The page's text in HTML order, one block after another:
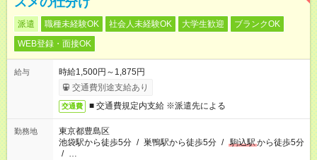
派遣 職種未経験OK 社会人未経験OK 大学生歓迎
ブランクOK
WEB登録・面接OK
給与
時給1,500円～1,875円
交通費別途支給あり
交通費 ■ 交通費規定内支給 ※派遣先による
勤務地
東京都豊島区
池袋駅から徒歩5分 / 巣鴨駅から徒歩5分 / 駒込駅から徒歩5分
/ …